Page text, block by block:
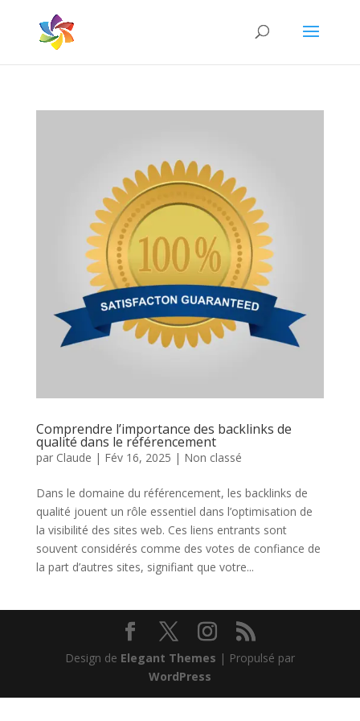
Comprendre l’importance des backlinks de
qualité dans le référencement
par Claude | Fév 16, 2025 | Non classé
Dans le domaine du référencement, les backlinks de
qualité jouent un rôle essentiel dans l’optimisation de
la visibilité des sites web. Ces liens entrants sont
souvent considérés comme des votes de confiance de
la part d’autres sites, signifiant que votre...
Design de Elegant Themes | Propulsé par
WordPress